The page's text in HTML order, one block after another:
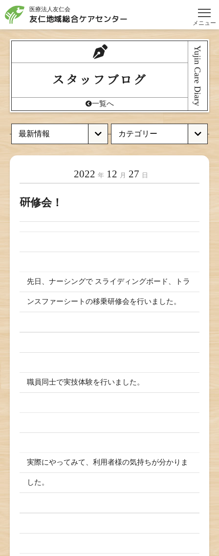
メニュー
医療法人友仁会
友仁地域総合ケアセンター
スタッフブログ Yujin Care Diary
一覧へ
2022 年 12 月 27 日
研修会！
先日、ナーシングで スライディングボード、トラ
ンスファーシートの移乗研修会を行いました。
職員同士で実技体験を行いました。
実際にやってみて、利用者様の気持ちが分かりま
した。